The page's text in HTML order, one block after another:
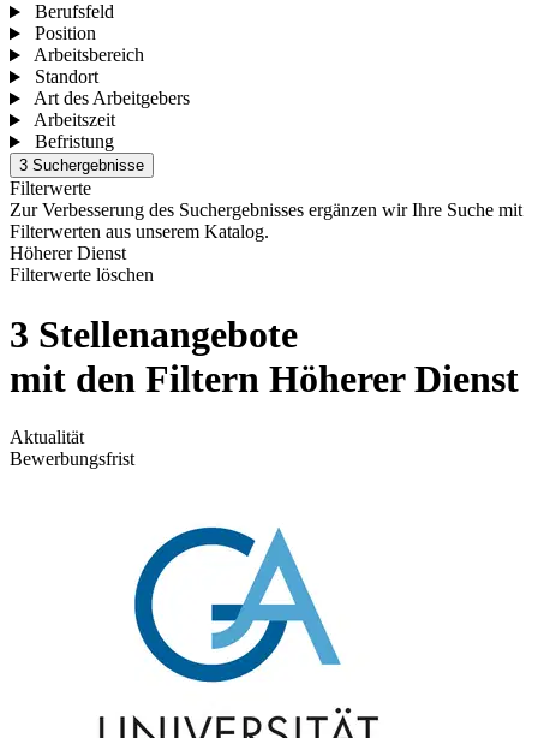
Berufsfeld
Position
Arbeitsbereich
Standort
Art des Arbeitgebers
Arbeitszeit
Befristung
3 Suchergebnisse
Filterwerte
Zur Verbesserung des Suchergebnisses ergänzen wir Ihre Suche mit
Filterwerten aus unserem Katalog.
Höherer Dienst
Filterwerte löschen
3 Stellenangebote
mit den Filtern Höherer Dienst
Aktualität
Bewerbungsfrist